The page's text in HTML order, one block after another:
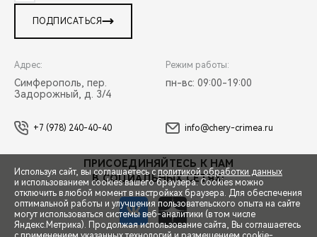
ПОДПИСАТЬСЯ
Адрес:
Симферополь, пер.
Задорожный, д. 3/4
Режим работы:
пн-вс: 09:00-19:00
+7 (978) 240-40-40 info@chery-crimea.ru
ПРИСОЕДИНЯЙТЕСЬ К НАМ
В СОЦИАЛЬНЫХ СЕТЯХ:
Используя сайт, вы соглашаетесь с политикой обработки данных
и использованием cookies вашего браузера. Cookies можно
отключить в любой момент в настройках браузера. Для обеспечения
оптимальной работы и улучшения пользовательского опыта на сайте
могут использоваться системы веб-аналитики (в том числе
Яндекс.Метрика). Продолжая использование сайта, Вы соглашаетесь